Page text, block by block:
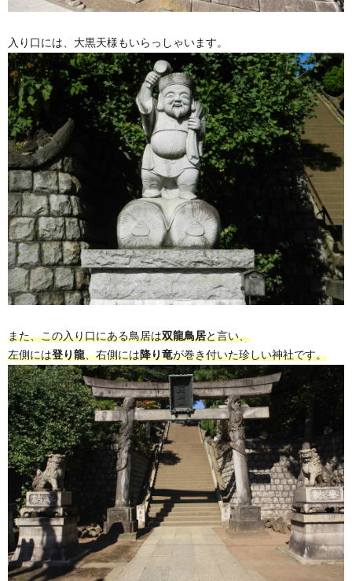
入り口には、大黒天様もいらっしゃいます。
また、この入り口にある鳥居は双龍鳥居と言い、
左側には登り龍、右側には降り竜が巻き付いた珍しい神社です。